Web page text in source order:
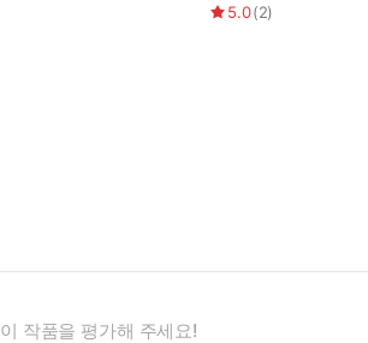
5.0(2)
이 작품을 평가해 주세요!